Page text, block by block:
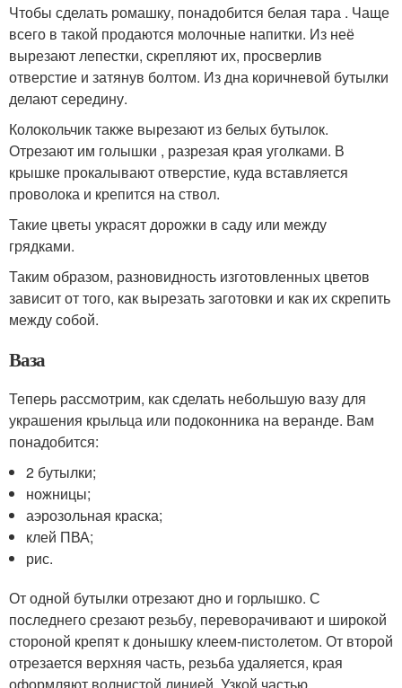
Чтобы сделать ромашку, понадобится белая тара . Чаще
всего в такой продаются молочные напитки. Из неё
вырезают лепестки, скрепляют их, просверлив
отверстие и затянув болтом. Из дна коричневой бутылки
делают середину.
Колокольчик также вырезают из белых бутылок.
Отрезают им голышки , разрезая края уголками. В
крышке прокалывают отверстие, куда вставляется
проволока и крепится на ствол.
Такие цветы украсят дорожки в саду или между
грядками.
Таким образом, разновидность изготовленных цветов
зависит от того, как вырезать заготовки и как их скрепить
между собой.
Ваза
Теперь рассмотрим, как сделать небольшую вазу для
украшения крыльца или подоконника на веранде. Вам
понадобится:
2 бутылки;
ножницы;
аэрозольная краска;
клей ПВА;
рис.
От одной бутылки отрезают дно и горлышко. С
последнего срезают резьбу, переворачивают и широкой
стороной крепят к донышку клеем-пистолетом. От второй
отрезается верхняя часть, резьба удаляется, края
оформляют волнистой линией. Узкой частью